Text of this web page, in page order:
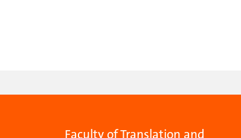
Faculty of Translation and